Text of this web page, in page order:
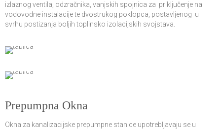
izlaznog ventila, odzračnika, vanjskih spojnica za priključenje na
vodovodne instalacije te dvostrukog poklopca, postavljenog u
svrhu postizanja boljih toplinsko izolacijskih svojstava.
Prepumpna Okna
Okna za kanalizacijske prepumpne stanice upotrebljavaju se u